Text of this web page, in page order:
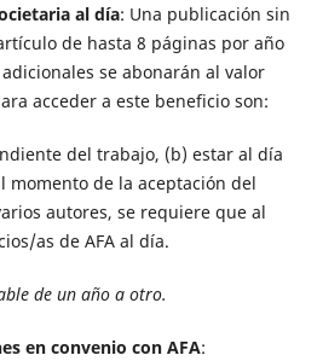
al día: Una publicación sin
de hasta 8 páginas por año
se abonarán al valor
acceder a este beneficio son:
del trabajo, (b) estar al día
momento de la aceptación del
autores, se requiere que al
as de AFA al día.
de un año a otro.
en convenio con AFA: